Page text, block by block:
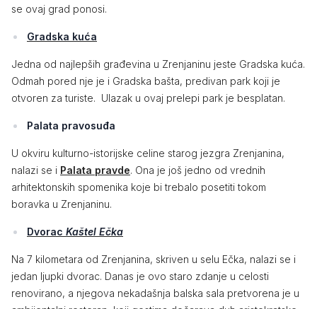
se ovaj grad ponosi.
Gradska kuća
Jedna od najlepših građevina u Zrenjaninu jeste Gradska kuća.
Odmah pored nje je i Gradska bašta, predivan park koji je
otvoren za turiste. Ulazak u ovaj prelepi park je besplatan.
Palata pravosuđa
U okviru kulturno-istorijske celine starog jezgra Zrenjanina,
nalazi se i Palata pravde. Ona je još jedno od vrednih
arhitektonskih spomenika koje bi trebalo posetiti tokom
boravka u Zrenjaninu.
Dvorac Kaštel Ečka
Na 7 kilometara od Zrenjanina, skriven u selu Ečka, nalazi se i
jedan ljupki dvorac. Danas je ovo staro zdanje u celosti
renovirano, a njegova nekadašnja balska sala pretvorena je u